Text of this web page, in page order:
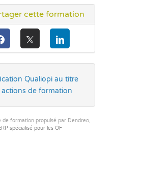
cette formation
Qualiopi au titre
actions de formation
de formation propulsé par Dendreo,
spécialisé pour les OF